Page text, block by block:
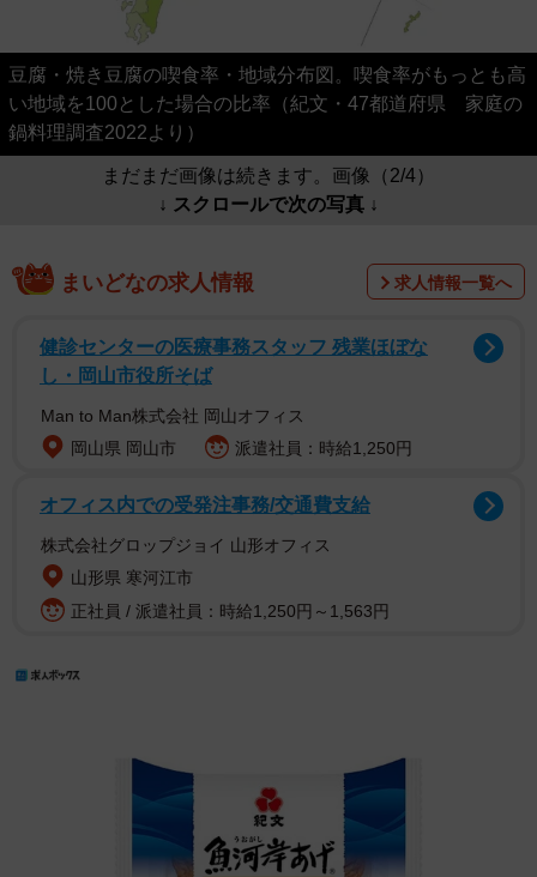
豆腐・焼き豆腐の喫食率・地域分布図。喫食率がもっとも高
い地域を100とした場合の比率（紀文・47都道府県 家庭の
鍋料理調査2022より）
まだまだ画像は続きます。画像（2/4）
↓ スクロールで次の写真 ↓
まいどなの求人情報 求人情報一覧へ
健診センターの医療事務スタッフ 残業ほぼな
し・岡山市役所そば
Man to Man株式会社 岡山オフィス
岡山県 岡山市
派遣社員：時給1,250円
オフィス内での受発注事務/交通費支給
株式会社グロップジョイ 山形オフィス
山形県 寒河江市
正社員 / 派遣社員：時給1,250円～1,563円